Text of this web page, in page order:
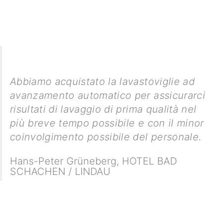
Abbiamo acquistato la lavastoviglie ad
avanzamento automatico per assicurarci
risultati di lavaggio di prima qualità nel
più breve tempo possibile e con il minor
coinvolgimento possibile del personale.
Hans-Peter Grüneberg, HOTEL BAD
SCHACHEN / LINDAU